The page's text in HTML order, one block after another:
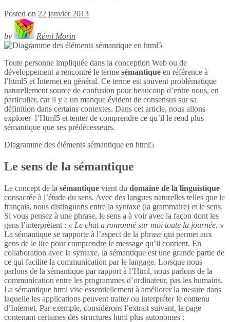
Posted on 22 janvier 2013
by Rémi Morin
Toute personne impliquée dans la conception Web ou de
développement a rencontré le terme sémantique en référence à
l’html5 et Internet en général. Ce terme est souvent problématique
naturellement source de confusion pour beaucoup d’entre nous, en
particulier, car il y a un manque évident de consensus sur sa
définition dans certains contextes. Dans cet article, nous allons
explorer l’Html5 et tenter de comprendre ce qu’il le rend plus
sémantique que ses prédécesseurs.
Diagramme des éléments sémantique en html5
Le sens de la sémantique
Le concept de la sémantique vient du domaine de la linguistique
consacrée à l’étude du sens. Avec des langues naturelles telles que le
français, nous distinguons entre la syntaxe (la grammaire) et le sens.
Si vous pensez à une phrase, le sens a à voir avec la façon dont les
gens l’interprètent : « Le chat a ronronné sur moi toute la journée. »
La sémantique se rapporte à l’aspect de la phrase qui permet aux
gens de le lire pour comprendre le message qu’il contient. En
collaboration avec la syntaxe, la sémantique est une grande partie de
ce qui facilite la communication par le langage. Lorsque nous
parlons de la sémantique par rapport à l’Html, nous parlons de la
communication entre les programmes d’ordinateur, pas les humains.
La sémantique html vise essentiellement à améliorer la mesure dans
laquelle les applications peuvent traiter ou interpréter le contenu
d’Internet. Par exemple, considérons l’extrait suivant, la page
contenant certaines des structures html plus autonomes :